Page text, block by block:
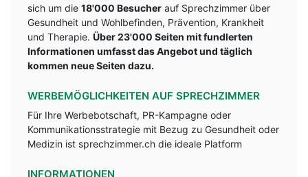
sich um die 18'000 Besucher auf Sprechzimmer über
Gesundheit und Wohlbefinden, Prävention, Krankheit
und Therapie. Über 23'000 Seiten mit fundlerten
Informationen umfasst das Angebot und täglich
kommen neue Seiten dazu.
WERBEMÖGLICHKEITEN AUF SPRECHZIMMER
Für Ihre Werbebotschaft, PR-Kampagne oder
Kommunikationsstrategie mit Bezug zu Gesundheit oder
Medizin ist sprechzimmer.ch die ideale Platform
INFORMATIONEN